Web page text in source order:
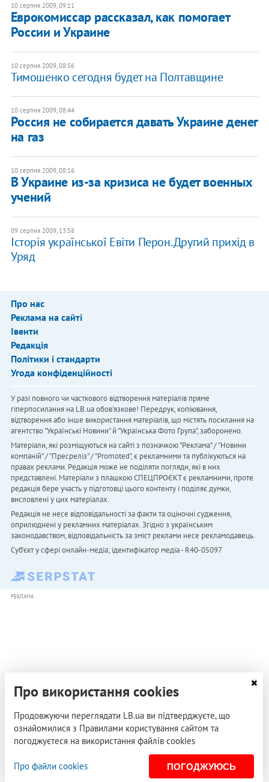
10 серпня 2009, 09:11
Еврокомиссар рассказал, как помогает
России и Украине
10 серпня 2009, 08:56
Тимошенко сегодня будет на Полтавщине
10 серпня 2009, 08:44
Россия не собирается давать Украине денег
на газ
10 серпня 2009, 08:16
В Украине из-за кризиса не будет военных
учений
09 серпня 2009, 13:58
Історія української Евіти Перон. Другий прихід в
Уряд
Про нас
Реклама на сайті
Івенти
Редакція
Політики і стандарти
Угода конфіденційності
У разі повного чи часткового відтворення матеріалів пряме
гіперпосилання на LB.ua обов'язкове! Передрук, копіювання,
відтворення або інше використання матеріалів, що містять посилання на
агентство "Українськi Новини" й "Українська Фото Група", заборонено.
Матеріали, які розміщуються на сайті з позначкою "Реклама" / "Новини
компаній" / "Пресреліз" / "Promoted", є рекламними та публікуються на
правах реклами. Редакція може не поділяти погляди, які в них
представлені. Матеріали з плашкою СПЕЦПРОЄКТ є рекламними, проте
редакція бере участь у підготовці цього контенту і поділяє думки,
висловлені у цих матеріалах.
Редакція не несе відповідальності за факти та оціночні судження,
оприлюднені у рекламних матеріалах. Згідно з українським
законодавством, відповідальність за зміст реклами несе рекламодавець.
Cуб'єкт у сфері онлайн-медіа; ідентифікатор медіа - R40-05097
РЕКЛАМА
Про використання cookies
Продовжуючи переглядати LB.ua ви підтверджуєте, що
ознайомилися з Правилами користування сайтом та
погоджуєтеся на використання файлів cookies
Про файли cookies ПОГОДЖУЮСЬ